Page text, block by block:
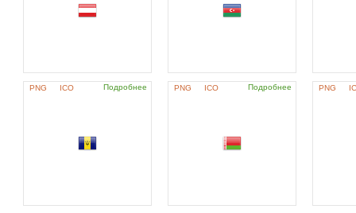
PNG ICO Подробнее PNG ICO Подробнее PNG